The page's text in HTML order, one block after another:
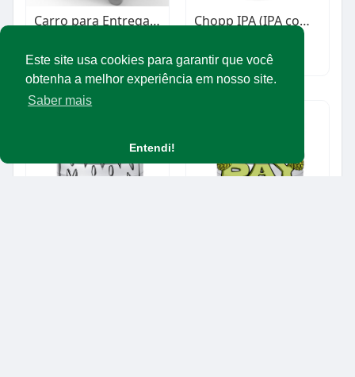
Este site usa cookies para garantir que você
obtenha a melhor experiência em nosso site.
Saber mais
Entendi!
Carro para Entrega de Refeição
Equipamentos/maquinários
Chopp IPA (IPA com Jack Daniel´s)
Produtos